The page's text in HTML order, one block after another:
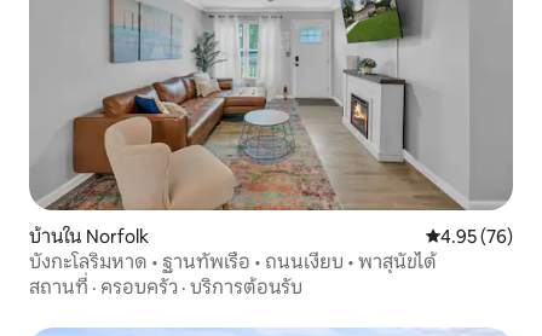
บ้านใน Norfolk คะแนนเฉลี่ย
4.95 (76)
บังกะโลริมหาด • ฐานทัพเรือ • ถนนเงียบ • พาสุนัขได้
สถานที่ · ครอบครัว · บริการต้อนรับ